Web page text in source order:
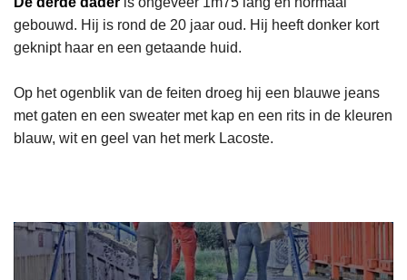
gebouwd. Hij is rond de 20 jaar oud. Hij heeft donker kort
geknipt haar en een getaande huid.
Op het ogenblik van de feiten droeg hij een blauwe jeans
met gaten en een sweater met kap en een rits in de kleuren
blauw, wit en geel van het merk Lacoste.